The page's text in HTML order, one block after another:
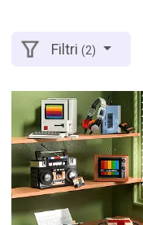
Filtri(2)